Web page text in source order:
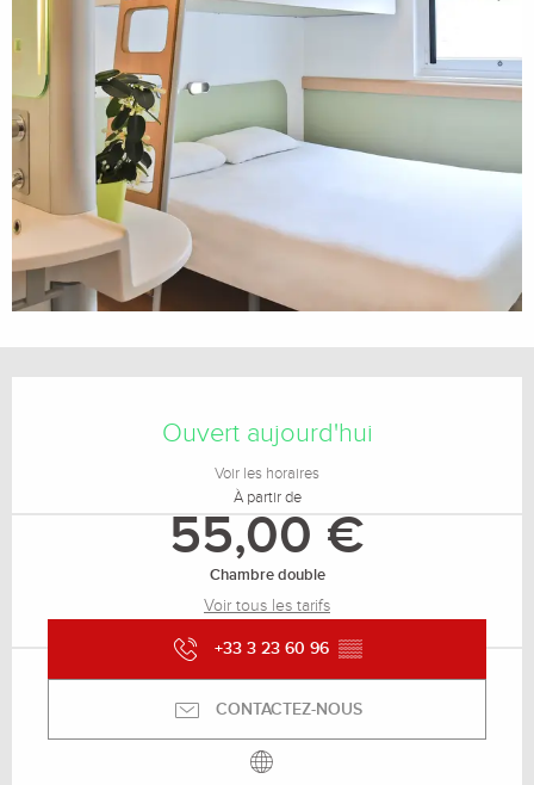
Ouvert aujourd'hui
Voir les horaires
À partir de
55,00 €
Chambre double
Voir tous les tarifs
+33 3 23 60 96 ▒▒
CONTACTEZ-NOUS